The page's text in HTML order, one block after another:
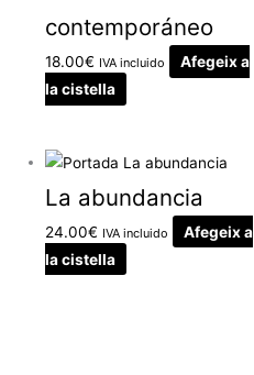
contemporáneo
18.00€ IVA incluido
Afegeix a
la cistella
La abundancia
24.00€ IVA incluido
Afegeix a
la cistella